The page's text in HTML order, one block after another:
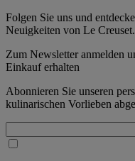
Folgen Sie uns und
Neuigkeiten von Le Creuset.
Zum Newsletter anmelden
Einkauf erhalten
Abonnieren Sie unseren
kulinarischen Vorlieben